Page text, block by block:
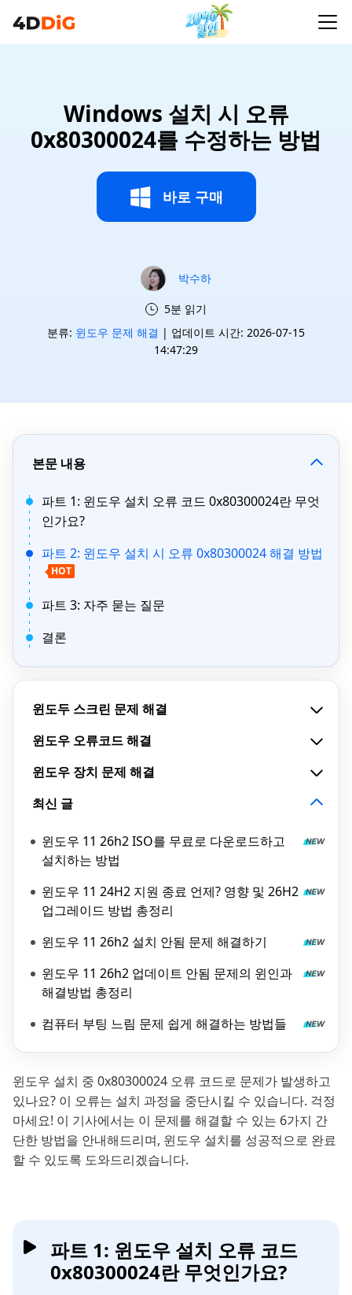
Windows 설치 시 오류
0x80300024를 수정하는 방법
바로 구매
박수하
5분 읽기
분류: 윈도우 문제 해결 | 업데이트 시간: 2026-07-15
14:47:29
본문 내용
파트 1: 윈도우 설치 오류 코드 0x80300024란 무엇
인가요?
파트 2: 윈도우 설치 시 오류 0x80300024 해결 방법
HOT
파트 3: 자주 묻는 질문
결론
윈도두 스크린 문제 해결
윈도우 오류코드 해결
윈도우 장치 문제 해결
최신 글
윈도우 11 26h2 ISO를 무료로 다운로드하고
설치하는 방법
윈도우 11 24H2 지원 종료 언제? 영향 및 26H2
업그레이드 방법 총정리
윈도우 11 26h2 설치 안됨 문제 해결하기
윈도우 11 26h2 업데이트 안됨 문제의 윈인과
해결방법 총정리
컴퓨터 부팅 느림 문제 쉽게 해결하는 방법들
윈도우 설치 중 0x80300024 오류 코드로 문제가 발생하고
있나요? 이 오류는 설치 과정을 중단시킬 수 있습니다. 걱정
마세요! 이 기사에서는 이 문제를 해결할 수 있는 6가지 간
단한 방법을 안내해드리며, 윈도우 설치를 성공적으로 완료
할 수 있도록 도와드리겠습니다.
파트 1: 윈도우 설치 오류 코드
0x80300024란 무엇인가요?